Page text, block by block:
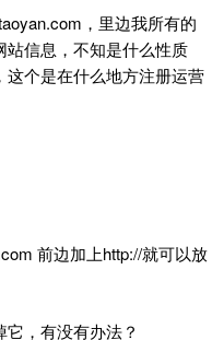
，里边我所有的
信息，不知是什么性质
个是在什么地方注册运营
前边加上http://就可以放
，有没有办法？